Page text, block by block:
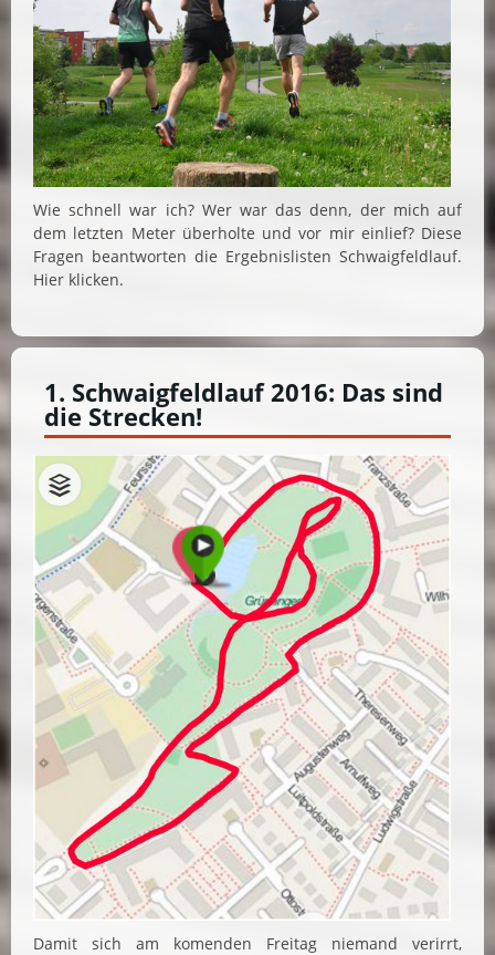
Wie schnell war ich? Wer war das denn, der mich auf
dem letzten Meter überholte und vor mir einlief? Diese
Fragen beantworten die Ergebnislisten Schwaigfeldlauf.
Hier klicken.
1. Schwaigfeldlauf 2016: Das sind
die Strecken!
Damit sich am komenden Freitag niemand verirrt,